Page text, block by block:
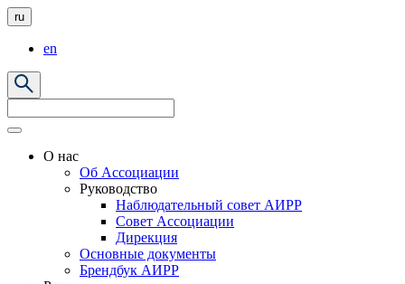
ru
en
О нас
Об Ассоциации
Руководство
Наблюдательный совет АИРР
Совет Ассоциации
Дирекция
Основные документы
Брендбук АИРР